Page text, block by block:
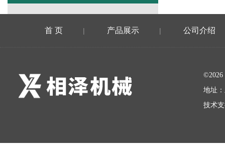
首 页 | 产品展示 | 公司介绍
地址
技术